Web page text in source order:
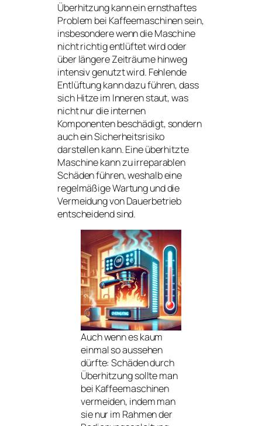
Überhitzung kann ein ernsthaftes
Problem bei Kaffeemaschinen sein,
insbesondere wenn die Maschine
nicht richtig entlüftet wird oder
über längere Zeiträume hinweg
intensiv genutzt wird. Fehlende
Entlüftung kann dazu führen, dass
sich Hitze im Inneren staut, was
nicht nur die internen
Komponenten beschädigt, sondern
auch ein Sicherheitsrisiko
darstellen kann. Eine überhitzte
Maschine kann zu irreparablen
Schäden führen, weshalb eine
regelmäßige Wartung und die
Vermeidung von Dauerbetrieb
entscheidend sind.
Auch wenn es kaum
einmal so aussehen
dürfte: Schäden durch
Überhitzung sollte man
bei Kaffeemaschinen
vermeiden, indem man
sie nur im Rahmen der